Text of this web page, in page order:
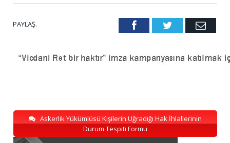
PAYLAŞ. FacebookTwitter Email
Askerlik Yükümlüsü Kişilerin Uğradığı Hak İhlallerinin
Durum Tespiti Formu